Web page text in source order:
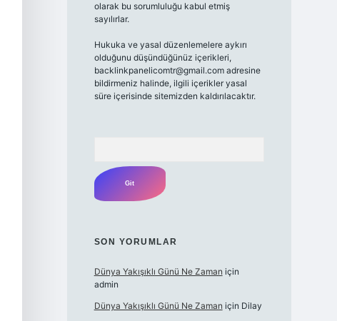
olarak bu sorumluluğu kabul etmiş
sayılırlar.
Hukuka ve yasal düzenlemelere aykırı
olduğunu düşündüğünüz içerikleri,
backlinkpanelicomtr@gmail.comadresine
bildirmeniz halinde, ilgili içerikler yasal
süre içerisinde sitemizden kaldırılacaktır.
SON YORUMLAR
Dünya Yakışıklı Günü Ne Zaman için
admin
Dünya Yakışıklı Günü Ne Zaman için Dilay